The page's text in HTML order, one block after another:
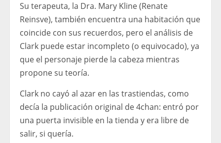
Su terapeuta, la Dra. Mary Kline (Renate
Reinsve), también encuentra una habitación que
coincide con sus recuerdos, pero el análisis de
Clark puede estar incompleto (o equivocado), ya
que el personaje pierde la cabeza mientras
propone su teoría.
Clark no cayó al azar en las trastiendas, como
decía la publicación original de 4chan: entró por
una puerta invisible en la tienda y era libre de
salir, si quería.